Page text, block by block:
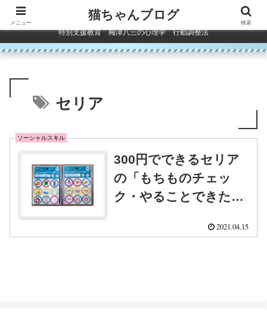
コンテンツへスキップ
特別支援教育 梅津八三の心理学 行動調整法
セリア
ソーシャルスキル
300円でできるセリア
の「もちものチェッ
ク・やることできたよ
2021.04.15
メニュー
猫ちゃんブログ
検索